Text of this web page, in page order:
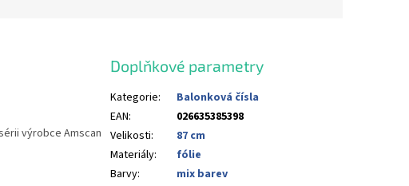
výrobce Amscan
Doplňkové parametry
Kategorie:
Balonková čísla
EAN:
026635385398
Velikosti:
87 cm
Materiály:
fólie
Barvy:
mix barev